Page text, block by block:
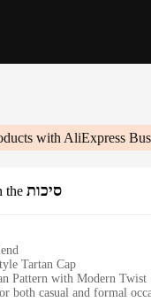
with AliExpress
the סיכות
Tartan Cap
Pattern with Modern Twist
both casual and formal